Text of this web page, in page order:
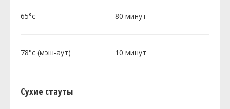
65°c 80 минут
78°c (мэш-аут) 10 минут
Сухие стауты